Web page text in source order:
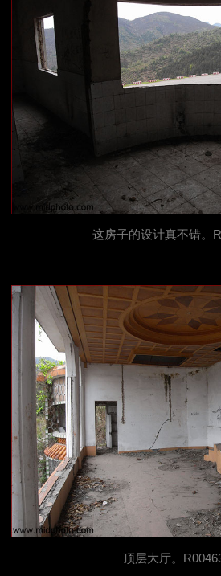
这房子的设计真不错。
顶层大厅。